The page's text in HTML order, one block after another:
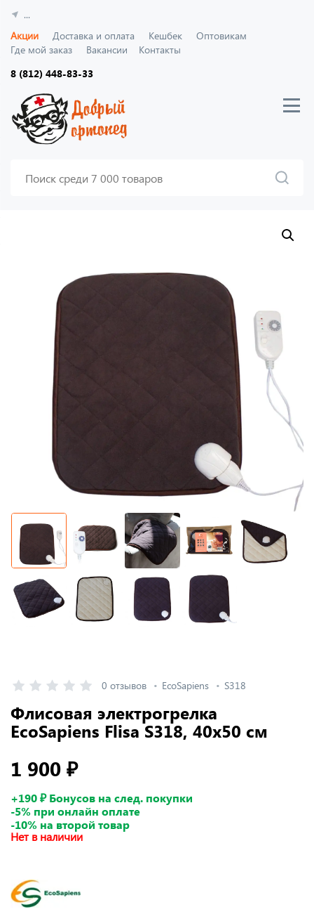
...
Акции
Доставка и оплата Кешбек
Оптовикам
Где мой заказ
Вакансии
Контакты
8 (812) 448-83-33
0 отзывов EcoSapiens S318
Флисовая электрогрелка
EcoSapiens Flisa S318, 40x50 см
1 900 ₽
+190 ₽ Бонусов на след. покупки
-5% при онлайн оплате
-10% на второй товар
Нет в наличии